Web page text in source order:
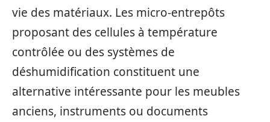
vie des matériaux. Les micro-entrepôts
proposant des cellules à température
contrôlée ou des systèmes de
déshumidification constituent une
alternative intéressante pour les meubles
anciens, instruments ou documents